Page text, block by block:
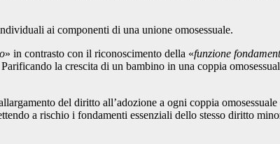
ai componenti di una unione omosessuale.
» in contrasto con il riconoscimento della «funzione
Parificando la crescita di un bambino in una coppia
del diritto all’adozione a ogni coppia omosessuale
a rischio i fondamenti essenziali dello stesso diritto